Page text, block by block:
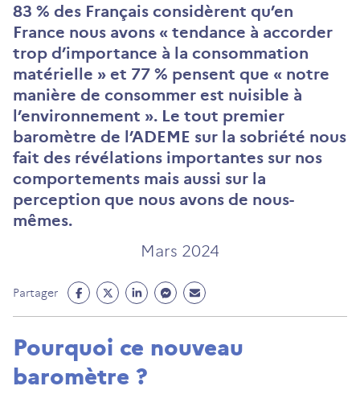
83 % des Français considèrent qu’en
France nous avons « tendance à accorder
trop d’importance à la consommation
matérielle » et 77 % pensent que « notre
manière de consommer est nuisible à
l’environnement ». Le tout premier
baromètre de l’ADEME sur la sobriété nous
fait des révélations importantes sur nos
comportements mais aussi sur la
perception que nous avons de nous-
mêmes.
Mars 2024
Partager
Partage
Facebook
un
nouvel
Partage
Twitter
un
nouvel
Partage
Linkedin
un
nouvel
Partage
Messenger
un
Partage
Mail
un
Pourquoi ce nouveau
baromètre ?